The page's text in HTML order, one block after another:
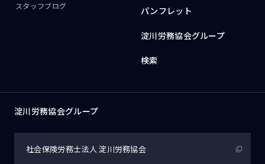
スタッフブログ
パンフレット
淀川労務協会グループ
検索
淀川労務協会グループ
社会保険労務士法人淀川労務協会